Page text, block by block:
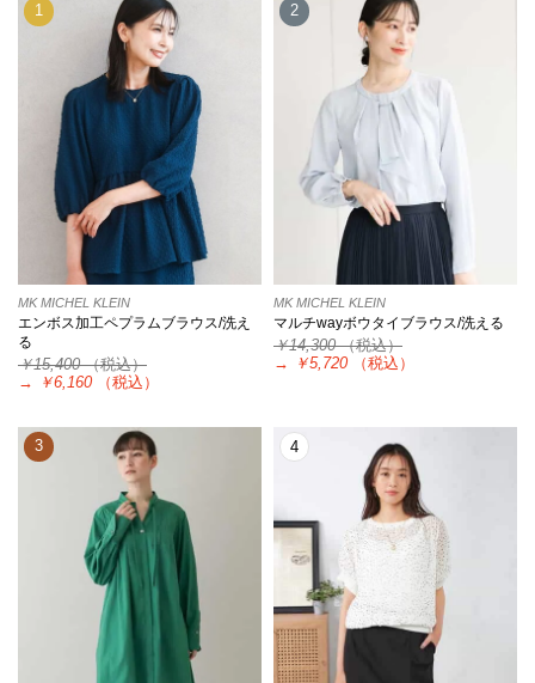
1
MK MICHEL KLEIN
エンボス加工ペプラムブラウス/洗え
る
￥15,400（税込）
→
￥6,160 （税込）
2
MK MICHEL KLEIN
マルチwayボウタイブラウス/洗える
￥14,300（税込）
→
￥5,720 （税込）
3 4